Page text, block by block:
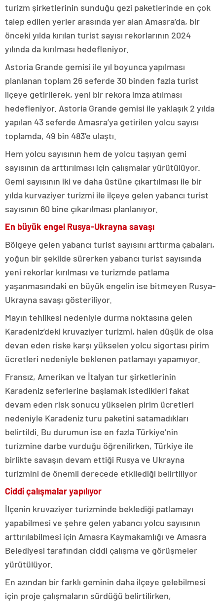
turizm şirketlerinin sunduğu gezi paketlerinde en çok
talep edilen yerler arasında yer alan Amasra’da, bir
önceki yılda kırılan turist sayısı rekorlarının 2024
yılında da kırılması hedefleniyor.
Astoria Grande gemisi ile yıl boyunca yapılması
planlanan toplam 26 seferde 30 binden fazla turist
ilçeye getirilerek, yeni bir rekora imza atılması
hedefleniyor. Astoria Grande gemisi ile yaklaşık 2 yılda
yapılan 43 seferde Amasra’ya getirilen yolcu sayısı
toplamda, 49 bin 483’e ulaştı.
Hem yolcu sayısının hem de yolcu taşıyan gemi
sayısının da arttırılması için çalışmalar yürütülüyor.
Gemi sayısının iki ve daha üstüne çıkartılması ile bir
yılda kurvaziyer turizmi ile ilçeye gelen yabancı turist
sayısının 60 bine çıkarılması planlanıyor.
En büyük engel Rusya-Ukrayna savaşı
Bölgeye gelen yabancı turist sayısını arttırma çabaları,
yoğun bir şekilde sürerken yabancı turist sayısında
yeni rekorlar kırılması ve turizmde patlama
yaşanmasındaki en büyük engelin ise bitmeyen Rusya-
Ukrayna savaşı gösteriliyor.
Mayın tehlikesi nedeniyle durma noktasına gelen
Karadeniz’deki kruvaziyer turizmi, halen düşük de olsa
devan eden riske karşı yükselen yolcu sigortası pirim
ücretleri nedeniyle beklenen patlamayı yapamıyor.
Fransız, Amerikan ve İtalyan tur şirketlerinin
Karadeniz seferlerine başlamak istedikleri fakat
devam eden risk sonucu yükselen pirim ücretleri
nedeniyle Karadeniz turu paketini satamadıkları
belirtildi. Bu durumun ise en fazla Türkiye’nin
turizmine darbe vurduğu öğrenilirken, Türkiye ile
birlikte savaşın devam ettiği Rusya ve Ukrayna
turizmini de önemli derecede etkilediği belirtiliyor
Ciddi çalışmalar yapılıyor
İlçenin kruvaziyer turizminde beklediği patlamayı
yapabilmesi ve şehre gelen yabancı yolcu sayısının
arttırılabilmesi için Amasra Kaymakamlığı ve Amasra
Belediyesi tarafından ciddi çalışma ve görüşmeler
yürütülüyor.
En azından bir farklı geminin daha ilçeye gelebilmesi
için proje çalışmaların sürdüğü belirtilirken,